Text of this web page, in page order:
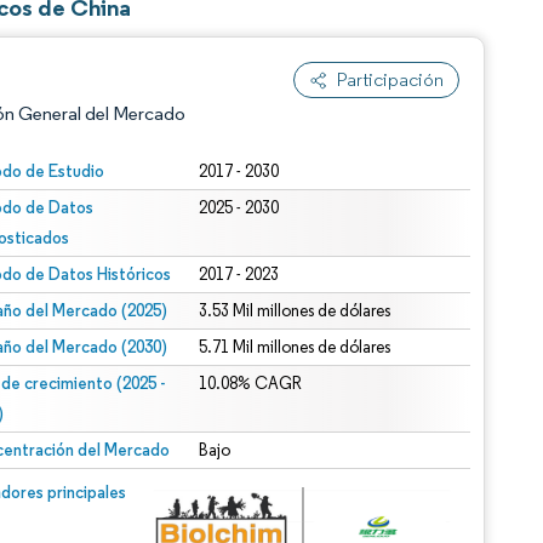
de China
Participación
General del Mercado
de Estudio 2017 - 2030
de Datos
2025 - 2030
de Datos Históricos 2017 - 2023
del Mercado (2025) 3.53 Mil millones de dólares
del Mercado (2030) 5.71 Mil millones de dólares
de crecimiento (2025 -
10.08% CAGR
del Mercado Bajo
principales
© Mordor Intelligence. El uso requiere atribución según CC BY 4.0.
CC BY 4.0.